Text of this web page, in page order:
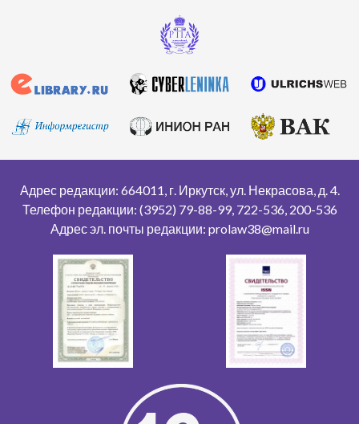
Адрес редакции: 664011, г. Иркутск, ул. Некрасова, д. 4.
Телефон редакции: (3952) 79-88-99, 722-536, 200-536
Адрес эл. почты редакции: prolaw38@mail.ru